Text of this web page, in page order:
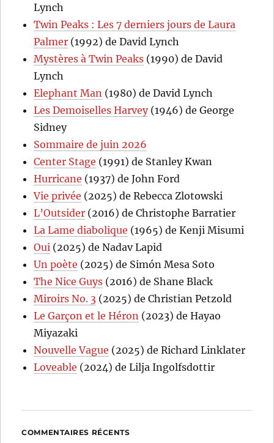
Lynch
Twin Peaks : Les 7 derniers jours de Laura
Palmer (1992) de David Lynch
Mystères à Twin Peaks (1990) de David
Lynch
Elephant Man (1980) de David Lynch
Les Demoiselles Harvey(1946) de George
Sidney
Sommaire de juin 2026
Center Stage (1991) de Stanley Kwan
Hurricane (1937) de John Ford
Vie privée (2025) de Rebecca Zlotowski
L’Outsider (2016) de Christophe Barratier
La Lame diabolique (1965) de Kenji Misumi
Oui (2025) de Nadav Lapid
Un poète (2025) de Simón Mesa Soto
The Nice Guys (2016) de Shane Black
Miroirs No. 3 (2025) de Christian Petzold
Le Garçon et le Héron (2023) de Hayao
Miyazaki
Nouvelle Vague (2025) de Richard Linklater
Loveable (2024) de Lilja Ingolfsdottir
COMMENTAIRES RÉCENTS